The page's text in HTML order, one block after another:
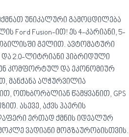
უნიკალური გამოცდილება
Ford Fusion-ით! ეს 4-კარიანი, 5-
გელით. ავტომატური
2.0-ლიტრიანი ჰიბრიდული
კომფორტულ და ეკონომიურ
მანქანა აღჭურვილია
ოთხბორბლიან წამყვანით, GPS
ასევე, აქვს ჰაერის
ერთად ქმნის იდეალურ
ვადიანი მოგზაურობისთვის.